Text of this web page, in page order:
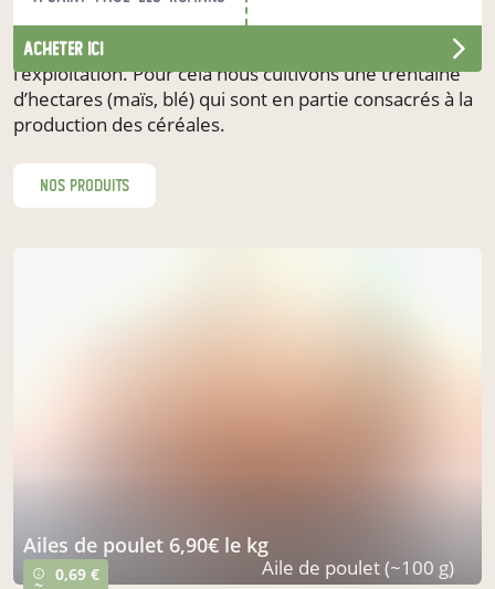
acheter ici
contribuent à leur croissance. L’alimentation de mes
poulets fermiers est en partie produite sur
l’exploitation. Pour cela nous cultivons une trentaine
d’hectares (maïs, blé) qui sont en partie consacrés à la
production des céréales.
nos produits
ailes de poulet 6,90€ le kg
info_outline
~ 0,69 € Aile de poulet (~100 g)